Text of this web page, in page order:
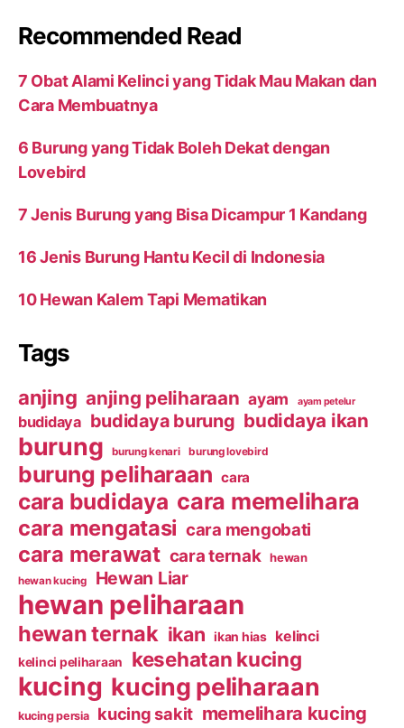
Recommended Read
7 Obat Alami Kelinci yang Tidak Mau Makan dan
Cara Membuatnya
6 Burung yang Tidak Boleh Dekat dengan
Lovebird
7 Jenis Burung yang Bisa Dicampur 1 Kandang
16 Jenis Burung Hantu Kecil di Indonesia
10 Hewan Kalem Tapi Mematikan
Tags
anjing anjing peliharaan ayam ayam petelur
budidaya budidaya burung budidaya ikan
burung burung kenari burung lovebird
burung peliharaan cara
cara budidaya cara memelihara
cara mengatasi cara mengobati
cara merawat cara ternak hewan
hewan kucing Hewan Liar
hewan peliharaan
hewan ternak ikan ikan hias kelinci
kelinci peliharaan kesehatan kucing
kucing kucing peliharaan
kucing persia kucing sakit memelihara kucing